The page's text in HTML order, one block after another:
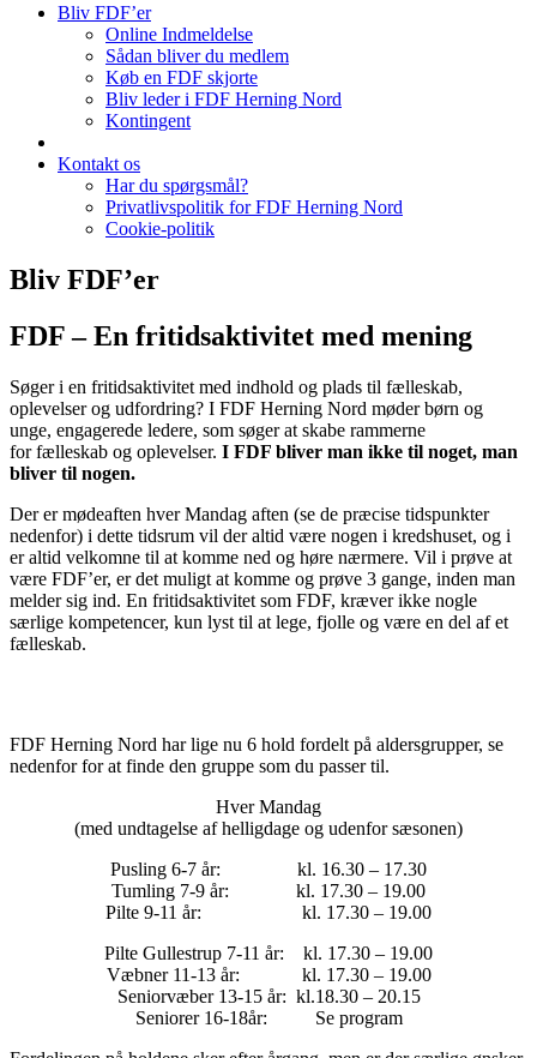
Bliv FDF’er
Online Indmeldelse
Sådan bliver du medlem
Køb en FDF skjorte
Bliv leder i FDF Herning Nord
Kontingent
Kontakt os
Har du spørgsmål?
Privatlivspolitik for FDF Herning Nord
Cookie-politik
Bliv FDF’er
FDF – En fritidsaktivitet med mening
Søger i en fritidsaktivitet med indhold og plads til fælleskab,
oplevelser og udfordring? I FDF Herning Nord møder børn og
unge, engagerede ledere, som søger at skabe rammerne
for fælleskab og oplevelser. I FDF bliver man ikke til noget, man
bliver til nogen.
Der er mødeaften hver Mandag aften (se de præcise tidspunkter
nedenfor) i dette tidsrum vil der altid være nogen i kredshuset, og i
er altid velkomne til at komme ned og høre nærmere. Vil i prøve at
være FDF’er, er det muligt at komme og prøve 3 gange, inden man
melder sig ind. En fritidsaktivitet som FDF, kræver ikke nogle
særlige kompetencer, kun lyst til at lege, fjolle og være en del af et
fælleskab.
FDF Herning Nord har lige nu 6 hold fordelt på aldersgrupper, se
nedenfor for at finde den gruppe som du passer til.
Hver Mandag
(med undtagelse af helligdage og udenfor sæsonen)
Pusling 6-7 år: kl. 16.30 – 17.30
Tumling 7-9 år: kl. 17.30 – 19.00
Pilte 9-11 år: kl. 17.30 – 19.00
Pilte Gullestrup 7-11 år: kl. 17.30 – 19.00
Væbner 11-13 år: kl. 17.30 – 19.00
Seniorvæber 13-15 år: kl.18.30 – 20.15
Seniorer 16-18år: Se program